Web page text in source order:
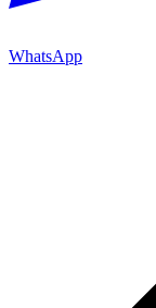
WhatsApp